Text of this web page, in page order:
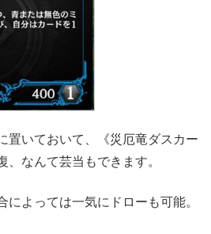
置いておいて、《災厄竜ダスカー
、なんて芸当もできます。
によっては一気にドローも可能。